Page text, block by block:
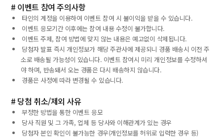
# 이벤트 참여 주의사항
타인의 계정을 이용하여 이벤트 참여 시 불이익을 받을 수 있습니다.
이벤트 응모기간 이후에는 참여 내용 수정이 불가합니다.
이벤트 주제, 참여 방법에 맞지 않는 내용은 예고없이 삭제됩니다.
당첨자 발표 즉시 개인정보가 해당 주관사에 제공되니 경품 배송시 이전 주
소로 배송될 가능성이 있습니다. 이벤트 참여시 미리 개인정보를 수정하셔
야 하며, 반송돼서 오는 경품은 다시 배송하지 않습니다.
경품은 사정에 따라 변경될 수 있습니다.
# 당첨 취소/제외 사유
부정한 방법을 통한 이벤트 응모
당사 직원 및 그 가족, 업체 등 당사와 이해관계가 있는 경우
당첨자 본인 확인이 불가능한 경우(개인정보를 허위로 입력한 경우 등)